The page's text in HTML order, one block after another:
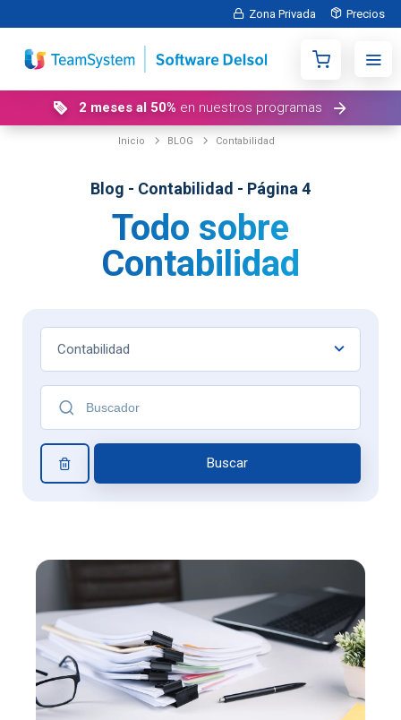
Zona Privada Precios
2 meses al 50% en nuestros programas
Inicio BLOG Contabilidad
Todo sobre
Contabilidad
Blog - Contabilidad - Página 4
Contabilidad
Buscar